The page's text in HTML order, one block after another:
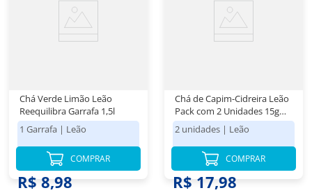
Chá Verde Limão Leão
Reequilibra Garrafa 1,5l
1 Garrafa | Leão
R$ 8,98
COMPRAR
Chá de Capim-Cidreira Leão
Pack com 2 Unidades 15g
Cada
2 unidades | Leão
R$ 17,98
COMPRAR